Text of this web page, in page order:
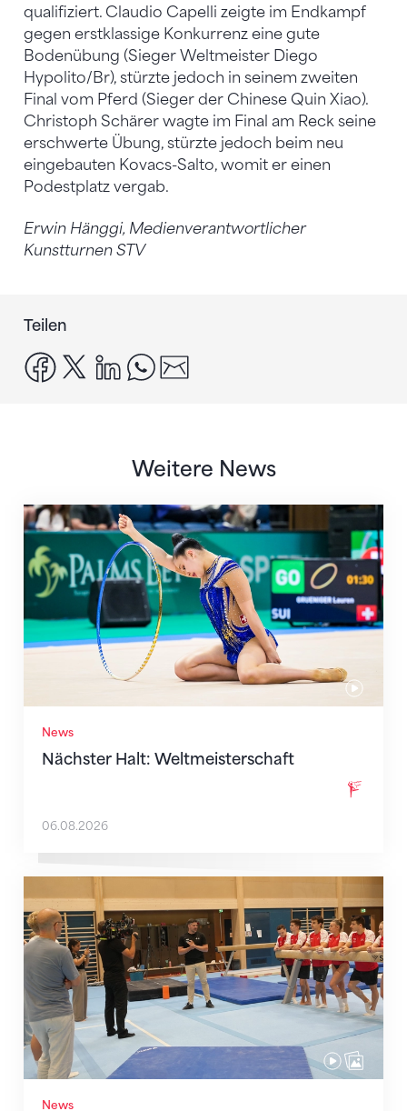
qualifiziert. Claudio Capelli zeigte im Endkampf
gegen erstklassige Konkurrenz eine gute
Bodenübung (Sieger Weltmeister Diego
Hypolito/Br), stürzte jedoch in seinem zweiten
Final vom Pferd (Sieger der Chinese Quin Xiao).
Christoph Schärer wagte im Final am Reck seine
erschwerte Übung, stürzte jedoch beim neu
eingebauten Kovacs-Salto, womit er einen
Podestplatz vergab.
Erwin Hänggi, Medienverantwortlicher
Kunstturnen STV
Teilen
facebook
x linkedinwhatsapp
Weitere News
News
Nächster Halt: Weltmeisterschaft
Nächster Halt: Weltmeisterschaft
06.08.2026
News
Mit klaren Zielen nach Zagreb